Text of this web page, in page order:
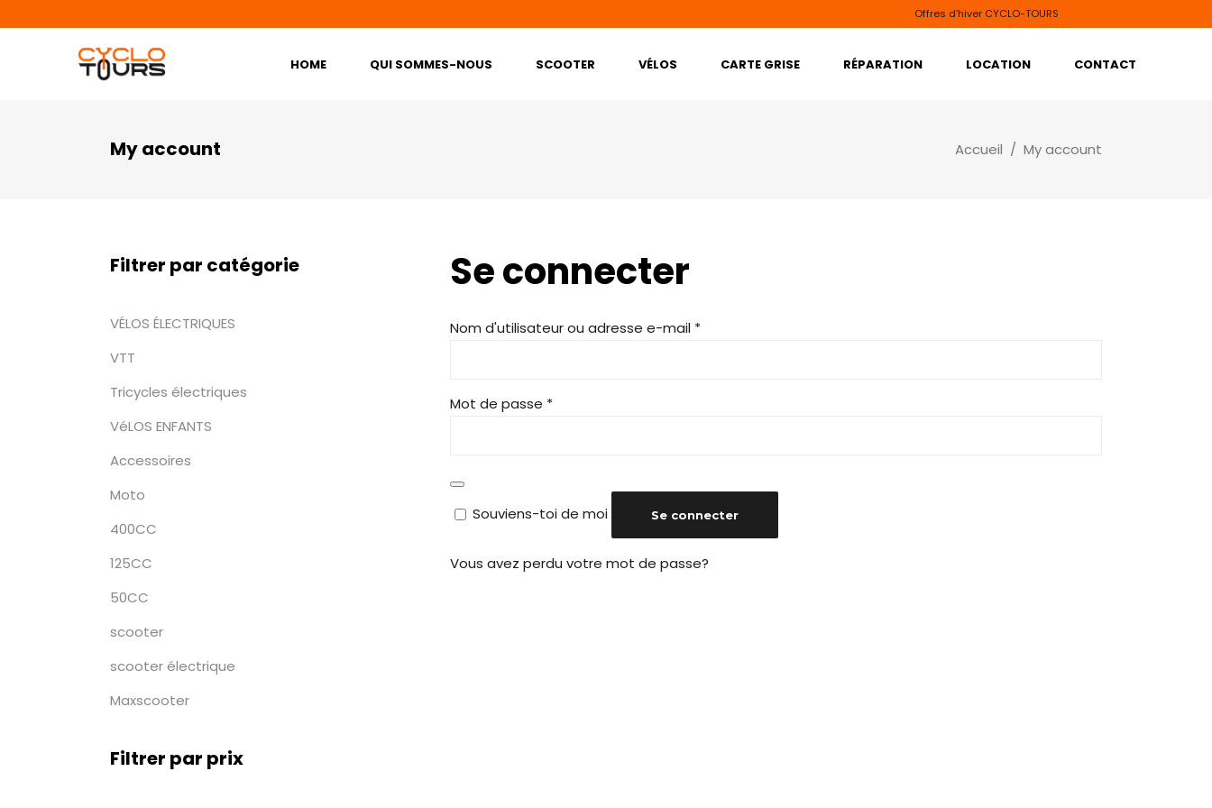
Offres d’hiver CYCLO-TOURS
HOME QUI SOMMES-NOUS SCOOTER VÉLOS CARTE GRISE RÉPARATION LOCATION CONTACT
My account Accueil / My account
Se connecter
Nom d'utilisateur ou adresse e-mail *Requis
Mot de passe *Requis
Souviens-toi de moi Se connecter
Vous avez perdu votre mot de passe?
Filtrer par catégorie
VÉLOS ÉLECTRIQUES
VTT
Tricycles électriques
VéLOS ENFANTS
Accessoires
Moto
400CC
125CC
50CC
scooter
scooter électrique
Maxscooter
Filtrer par prix